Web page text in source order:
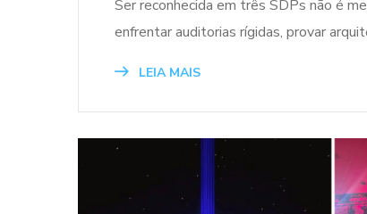
Ser reconhecida em três SDPs não é
enfrentar auditorias rígidas, provar
LEIA MAIS